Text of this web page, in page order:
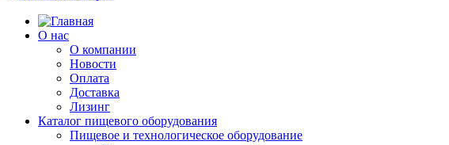
О нас
О компании
Новости
Оплата
Доставка
Лизинг
Каталог пищевого оборудования
Пищевое и технологическое оборудование